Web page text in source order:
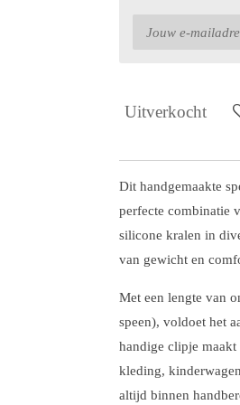
Uitverkocht
Dit handgemaakte
perfecte combinatie
silicone kralen in
van gewicht en
Met een lengte van
speen), voldoet het
handige clipje
kleding,
altijd binnen